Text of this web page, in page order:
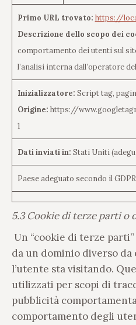
Primo URL trovato: https://
Descrizione dello scopo dei
comportamento dei utenti sul
l’analisi interna dall’operatore
Inizializzatore: Script tag,
Origine: https://
1
Dati inviati in: Stati Uniti
Paese adeguato secondo il
5.3 Cookie di terze parti o
Un “cookie di terze
da un dominio diverso
l’utente sta visitando.
utilizzati per scopi di
pubblicità
comportamento degli